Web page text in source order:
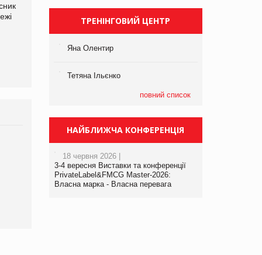
Файно маркет Директор
департаменту з
компанії «УкраМарин»
Просування компанії на
порталі оптової та
роздрібної торгівлі
www.trademaster.ua.
ТРЕНІНГОВИЙ ЦЕНТР
Яна Олентир
Тетяна Ільєнко
повний список
НАЙБЛИЖЧА КОНФЕРЕНЦІЯ
18 червня 2026 |
3-4 вересня Виставки та конференції
PrivateLabel&FMCG Master-2026:
Власна марка - Власна перевага